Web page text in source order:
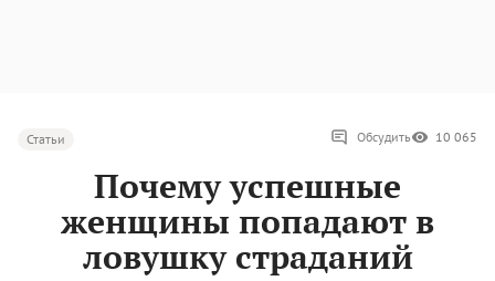
Статьи Обсудить 10 065
Почему успешные
женщины попадают в
ловушку страданий